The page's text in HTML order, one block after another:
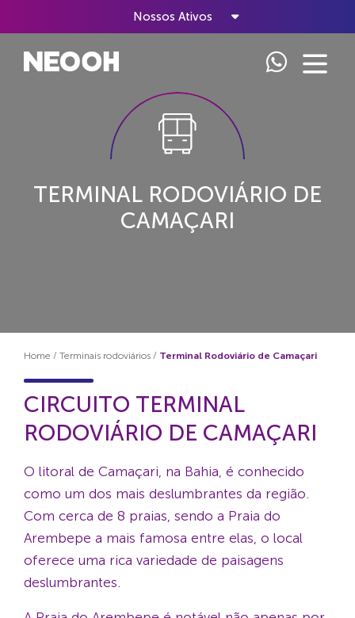
Nossos Ativos
TERMINAL RODOVIÁRIO DE
CAMAÇARI
Home / Terminais rodoviários / Terminal Rodoviário de Camaçari
CIRCUITO TERMINAL
RODOVIÁRIO DE CAMAÇARI
O litoral de Camaçari, na Bahia, é conhecido
como um dos mais deslumbrantes da região.
Com cerca de 8 praias, sendo a Praia do
Arembepe a mais famosa entre elas, o local
oferece uma rica variedade de paisagens
deslumbrantes.